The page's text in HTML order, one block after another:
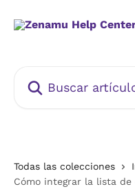
Todas las colecciones
Cómo integrar la lista